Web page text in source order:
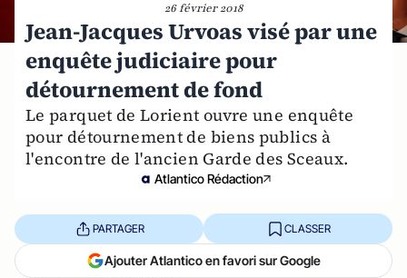
26 février 2018
Jean-Jacques Urvoas visé par une
enquête judiciaire pour
détournement de fond
Le parquet de Lorient ouvre une enquête
pour détournement de biens publics à
l'encontre de l'ancien Garde des Sceaux.
Atlantico Rédaction
PARTAGER CLASSER
Ajouter Atlantico en favori sur Google